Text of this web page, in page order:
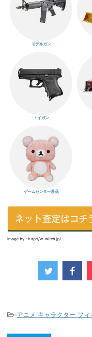
モデルガン
トイガン
ゲームセンター景品
Image by：http://w-witch.jp/
-アニメ キャラクター フィ